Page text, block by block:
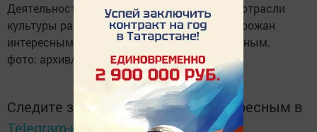
Деятельность настоящих профессионалов отрасли
культуры района делает досуг сельчан и горожан
интересным, познавательным, воспитательным.
фото: архив/Авангард
Следите за самым важным и интересным в
Telegram-канале
Татмедиа